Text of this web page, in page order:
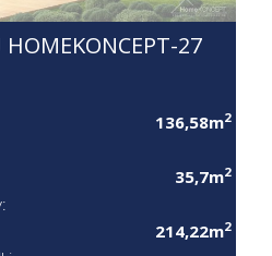
HOMEKONCEPT-27
136,58m2
35,7m2
214,22m2